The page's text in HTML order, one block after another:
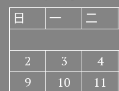
日
一 二
2
3 4
9
10 11